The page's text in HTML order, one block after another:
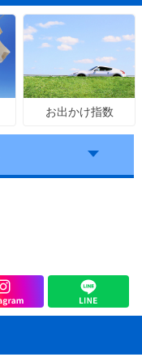
お出かけ指数